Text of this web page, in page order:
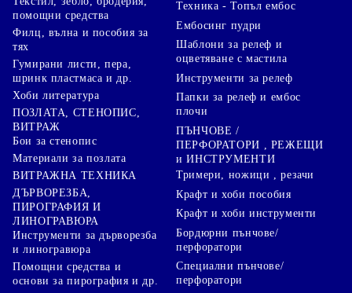
помощни средства
Филц, вълна и пособия за
тях
Гумирани листи, пера,
шринк пластмаса и др.
Хоби литература
ПОЗЛАТА, СТЕНОПИС,
ВИТРАЖ
Бои за стенопис
Материали за позлата
ВИТРАЖНА ТЕХНИКА
ДЪРВОРЕЗБА,
ПИРОГРАФИЯ И
ЛИНОГРАВЮРА
Инструменти за дърворезба
и линогравюра
Помощни средства и
основи за пирография и др.
Техника - Топъл ембос
Ембосинг пудри
Шаблони за релеф и
оцветяване с мастила
Инструменти за релеф
Папки за релеф и ембос
плочи
ПЪНЧОВЕ /
ПЕРФОРАТОРИ , РЕЖЕЩИ
и ИНСТРУМЕНТИ
Тримери, ножици , резачи
Крафт и хоби пособия
Крафт и хоби инструменти
Бордюрни пънчове/
перфоратори
Специални пънчове/
перфоратори